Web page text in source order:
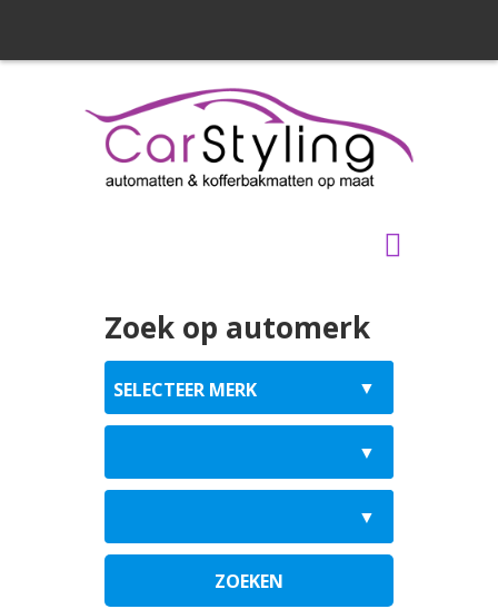
Zoek op automerk
ZOEKEN